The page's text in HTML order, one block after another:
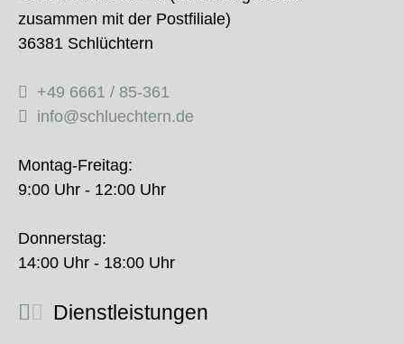
zusammen mit der Postfiliale)
36381 Schlüchtern
+49 6661 / 85-361
info@schluechtern.de
Montag-Freitag:
9:00 Uhr - 12:00 Uhr
Donnerstag:
14:00 Uhr - 18:00 Uhr
Dienstleistungen